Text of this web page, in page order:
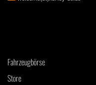
Fahrzeugbörse
Store